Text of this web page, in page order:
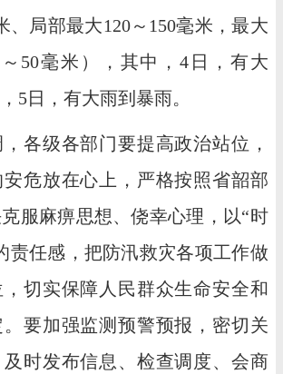
、局部最大120～150毫米，最大
50毫米），其中，4日，有大
5日，有大雨到暴雨。
级各部门要提高政治站位，
危放在心上，严格按照省韶部
服麻痹思想、侥幸心理，以“时
责任感，把防汛救灾各项工作做
切实保障人民群众生命安全和
要加强监测预警预报，密切关
时发布信息、检查调度、会商